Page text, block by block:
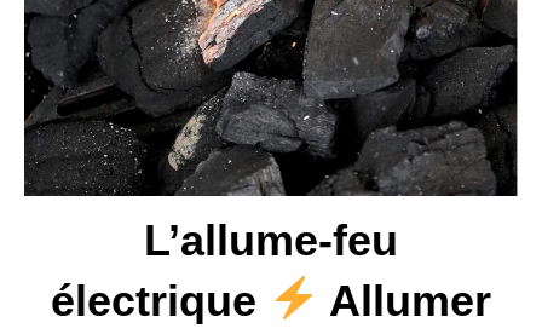
L’allume-feu
électrique
Allumer